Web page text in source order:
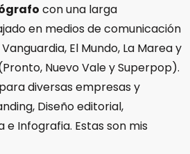
con una larga
en medios de comunicación
El Mundo, La Marea y
Nuevo Vale y Superpop).
diversas empresas y
Diseño editorial,
e Infografia. Estas son mis